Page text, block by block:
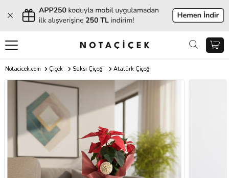
Notacicek.com Çiçek Saksı Çiçeği Atatürk Çiçeği